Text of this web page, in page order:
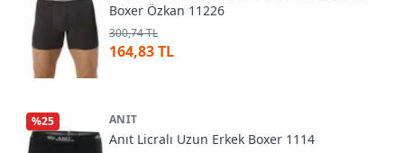
Boxer Özkan 11226
300,74 TL
164,83 TL
%25 ANIT
Anıt Licralı Uzun Erkek Boxer 1114